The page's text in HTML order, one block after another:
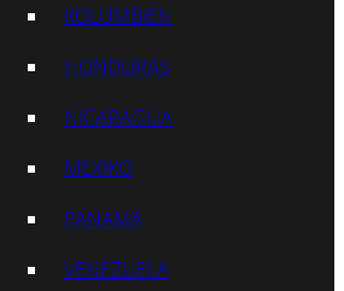
KOLUMBIEN
HONDURAS
NICARAGUA
MEXIKO
PANAMA
VENEZUELA